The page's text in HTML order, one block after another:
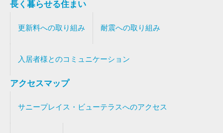
長く暮らせる住まい
更新料への取り組み 耐震への取り組み
入居者様とのコミュニケーション
アクセスマップ
サニープレイス・ビューテラスへのアクセス